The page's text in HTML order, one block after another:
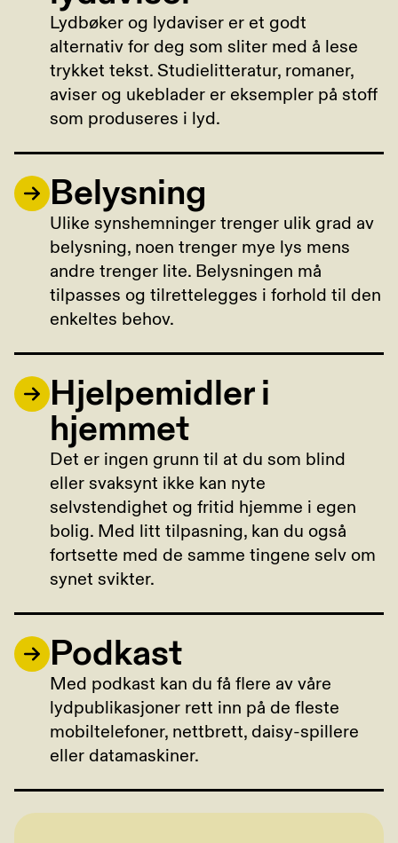
Lydbøker og lydaviser er et godt
alternativ for deg som sliter med å lese
trykket tekst. Studielitteratur, romaner,
aviser og ukeblader er eksempler på stoff
som produseres i lyd.
Belysning
Ulike synshemninger trenger ulik grad av
belysning, noen trenger mye lys mens
andre trenger lite. Belysningen må
tilpasses og tilrettelegges i forhold til den
enkeltes behov.
Hjelpemidler i
hjemmet
Det er ingen grunn til at du som blind
eller svaksynt ikke kan nyte
selvstendighet og fritid hjemme i egen
bolig. Med litt tilpasning, kan du også
fortsette med de samme tingene selv om
synet svikter.
Podkast
Med podkast kan du få flere av våre
lydpublikasjoner rett inn på de fleste
mobiltelefoner, nettbrett, daisy-spillere
eller datamaskiner.